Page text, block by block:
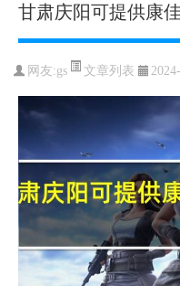
甘肃庆阳可提供康
网友:gs 文章列表